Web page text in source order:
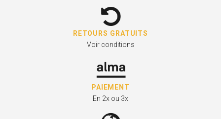
RETOURS GRATUITS
Voir conditions
PAIEMENT
En 2x ou 3x